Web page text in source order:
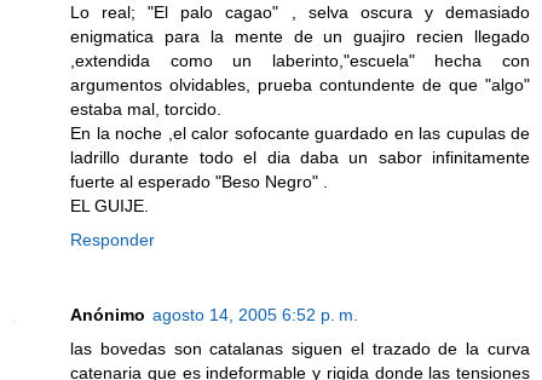
Lo real; "El palo cagao" , selva oscura y demasiado
enigmatica para la mente de un guajiro recien llegado
,extendida como un laberinto,"escuela" hecha con
argumentos olvidables, prueba contundente de que "algo"
estaba mal, torcido.
En la noche ,el calor sofocante guardado en las cupulas de
ladrillo durante todo el dia daba un sabor infinitamente
fuerte al esperado "Beso Negro" .
EL GUIJE.
Responder
Anónimo agosto 14, 2005 6:52 p. m.
las bovedas son catalanas siguen el trazado de la curva
catenaria que es indeformable y rigida donde las tensiones